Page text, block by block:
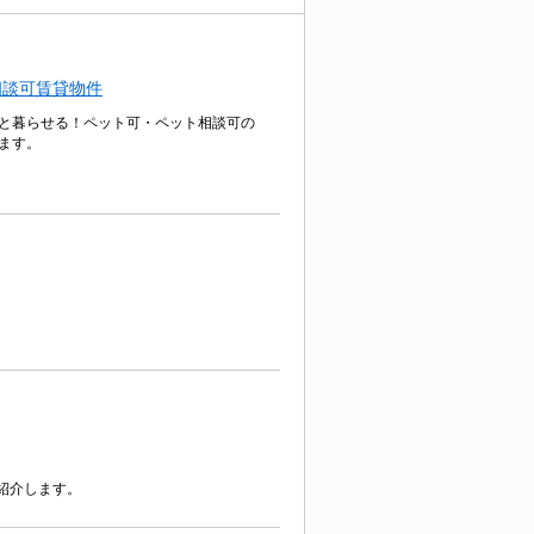
可賃貸物件
暮らせる！ペット可・ペット相談可の
す。
します。